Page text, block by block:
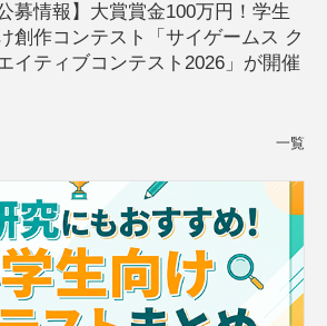
公募情報】大賞賞金100万円！学生
創作コンテスト「サイゲームス ク
イティブコンテスト2026」が開催
一覧